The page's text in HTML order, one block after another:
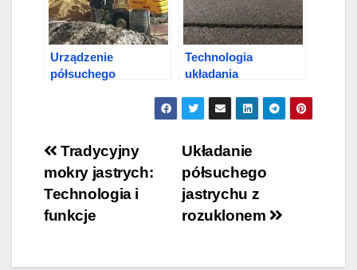
Urządzenie
półsuchego
Technologia
układania
jastrychu
Nawigacja
wpisu
Układanie
półsuchego
jastrychu z
rozuklonem
Tradycyjny
mokry jastrych:
Technologia i
funkcje